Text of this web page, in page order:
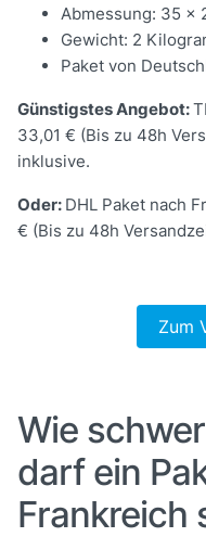
Abmessung: 35 x
Gewicht: 2
Paket von
Günstigstes Angebot:
33,01 € (Bis zu 48h
inklusive.
Oder: DHL Paket nach
€ (Bis zu 48h
Zum
Wie
darf ein
Frankreich